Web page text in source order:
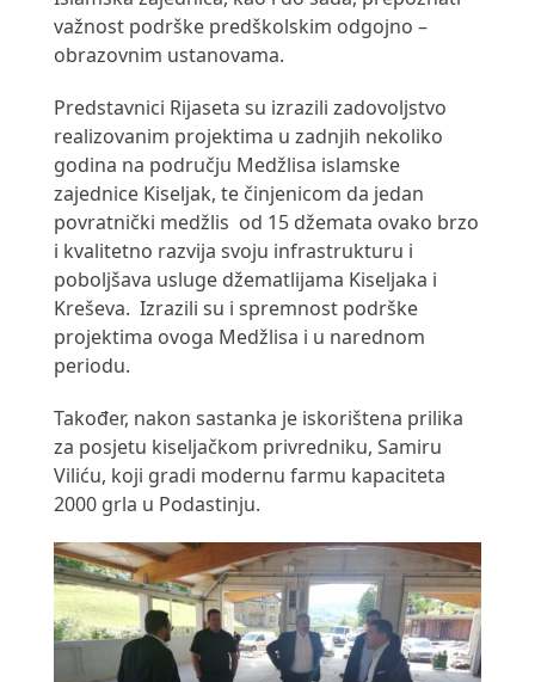
važnost podrške predškolskim odgojno –
obrazovnim ustanovama.
Predstavnici Rijaseta su izrazili zadovoljstvo
realizovanim projektima u zadnjih nekoliko
godina na području Medžlisa islamske
zajednice Kiseljak, te činjenicom da jedan
povratnički medžlis od 15 džemata ovako brzo
i kvalitetno razvija svoju infrastrukturu i
poboljšava usluge džematlijama Kiseljaka i
Kreševa. Izrazili su i spremnost podrške
projektima ovoga Medžlisa i u narednom
periodu.
Također, nakon sastanka je iskorištena prilika
za posjetu kiseljačkom privredniku, Samiru
Viliću, koji gradi modernu farmu kapaciteta
2000 grla u Podastinju.